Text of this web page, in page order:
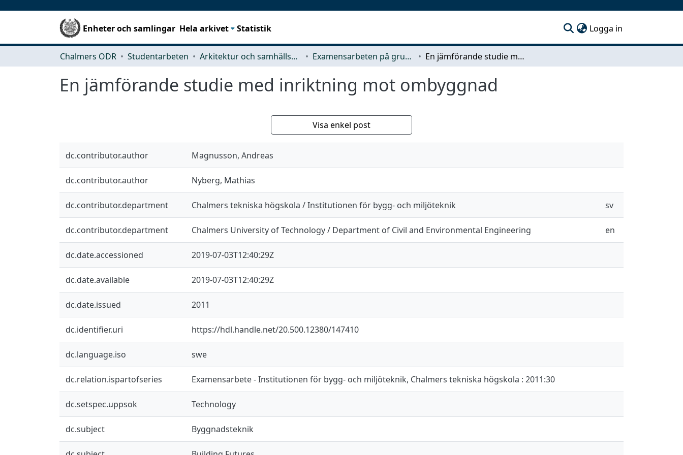
Enheter och samlingar Hela arkivet Statistik Logga in
Chalmers ODR Studentarbeten Arkitektur och samhällsbyggnadsteknik (ACE) Examensarbeten på grundnivå En jämförande studie med inriktning mot ombyggnad
En jämförande studie med inriktning mot ombyggnad
Visa enkel post
dc.contributor.author Magnusson, Andreas
dc.contributor.author Nyberg, Mathias
dc.contributor.department Chalmers tekniska högskola / Institutionen för bygg- och miljöteknik sv
dc.contributor.department Chalmers University of Technology / Department of Civil and Environmental Engineering en
dc.date.accessioned 2019-07-03T12:40:29Z
dc.date.available 2019-07-03T12:40:29Z
dc.date.issued 2011
dc.identifier.uri https://hdl.handle.net/20.500.12380/147410
dc.language.iso swe
dc.relation.ispartofseries Examensarbete - Institutionen för bygg- och miljöteknik, Chalmers tekniska högskola : 2011:30
dc.setspec.uppsok Technology
dc.subject Byggnadsteknik